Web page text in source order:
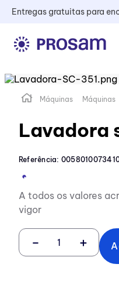
Entregas gratuitas para
Máquinas Máquinas
Lavadora
Referência:
A todos os valores
vigor
＋
－